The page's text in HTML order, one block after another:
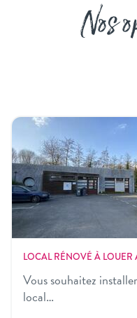
Nos
LOCAL RÉNOVÉ À LOUER
Vous souhaitez
local…